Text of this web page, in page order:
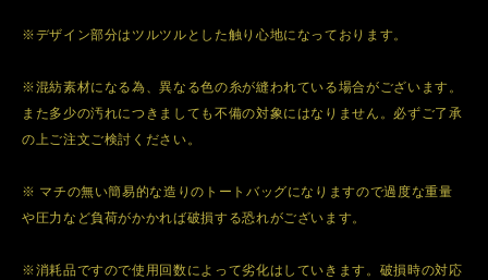
※デザイン部分はツルツルとした触り心地になっております。
※混紡素材になる為、異なる色の糸が縫われている場合がございます。
また多少の汚れにつきましても不備の対象にはなりません。必ずご了承
の上ご注文ご検討ください。
※ マチの無い簡易的な造りのトートバッグになりますので過度な重量
や圧力など負荷がかかれば破損する恐れがございます。
※消耗品ですので使用回数によって劣化はしていきます。破損時の対応